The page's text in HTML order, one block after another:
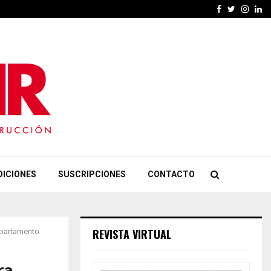
Facebook
Twitter
SUSCRIPCIONES CONTACTO
REVISTA VIRTUAL